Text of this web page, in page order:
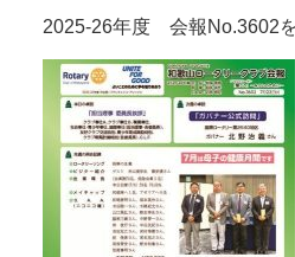
2025-26年度 会報No.3602を